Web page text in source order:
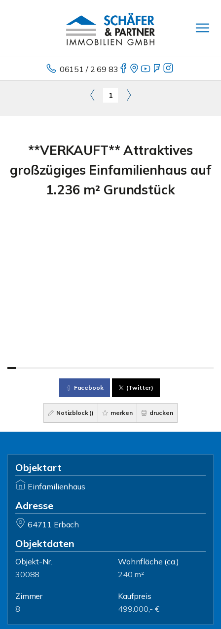
06151 / 2 69 83
1
**VERKAUFT** Attraktives
großzügiges Einfamilienhaus auf
1.236 m² Grundstück
Facebook (Twitter)
Notizblock () merken drucken
Objektart
Einfamilienhaus
Adresse
64711 Erbach
Objektdaten
Objekt-Nr.
30088
Wohnfläche (ca.)
240 m²
Zimmer
8
Kaufpreis
499.000,- €